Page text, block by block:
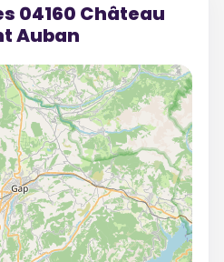
04160 Château
Auban